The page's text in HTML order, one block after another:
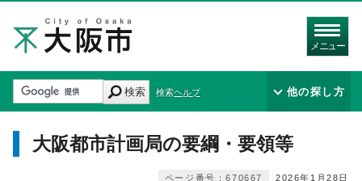
メニュー
検索 検索ヘルプ 他の探し方
大阪都市計画局の要綱・要領等
2026年1月28日
ページ番号：670667